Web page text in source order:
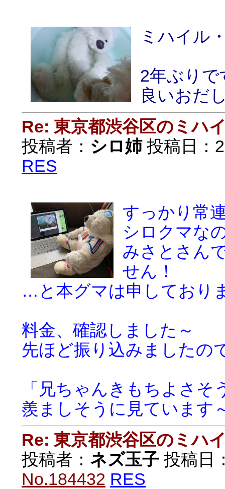
ミハイル
2年ぶりで
良いおだ
Re: 東京都渋谷区のミハ
投稿者： シロ姉投稿日：
RES
すっかり常
シロクマな
みさとさん
せん！
…と本グマは申しており
料金、確認しました～
先ほど振り込みましたの
「兄ちゃんきもちよさ
羨ましそうに見ています
Re: 東京都渋谷区のミハ
投稿者： ネズ玉子 投稿日
No.184432 RES